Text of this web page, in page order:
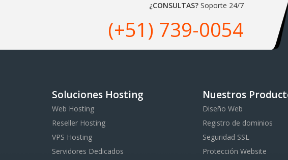
¿CONSULTAS? Soporte 24/7
(+51) 739-0054
Soluciones Hosting
Web Hosting
Reseller Hosting
VPS Hosting
Servidores Dedicados
Nuestros
Diseño Web
Registro de dominios
Seguridad SSL
Protección Website